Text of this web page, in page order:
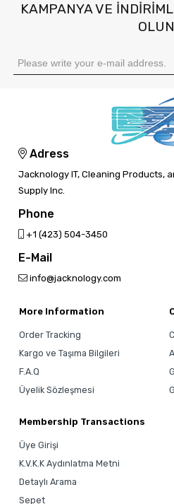
KAMPANYA VE
Adress
Jacknology IT, Cleaning Products,
Supply Inc.
Phone
‎+1 (423) 504-3450
E-Mail
info@jacknology.com
More Information
Order Tracking
Kargo ve Taşıma Bilgileri
F.A.Q
Üyelik Sözleşmesi
Membership Transactions
Üye Girişi
K.V.K.K Aydınlatma Metni
Detaylı Arama
Sepet